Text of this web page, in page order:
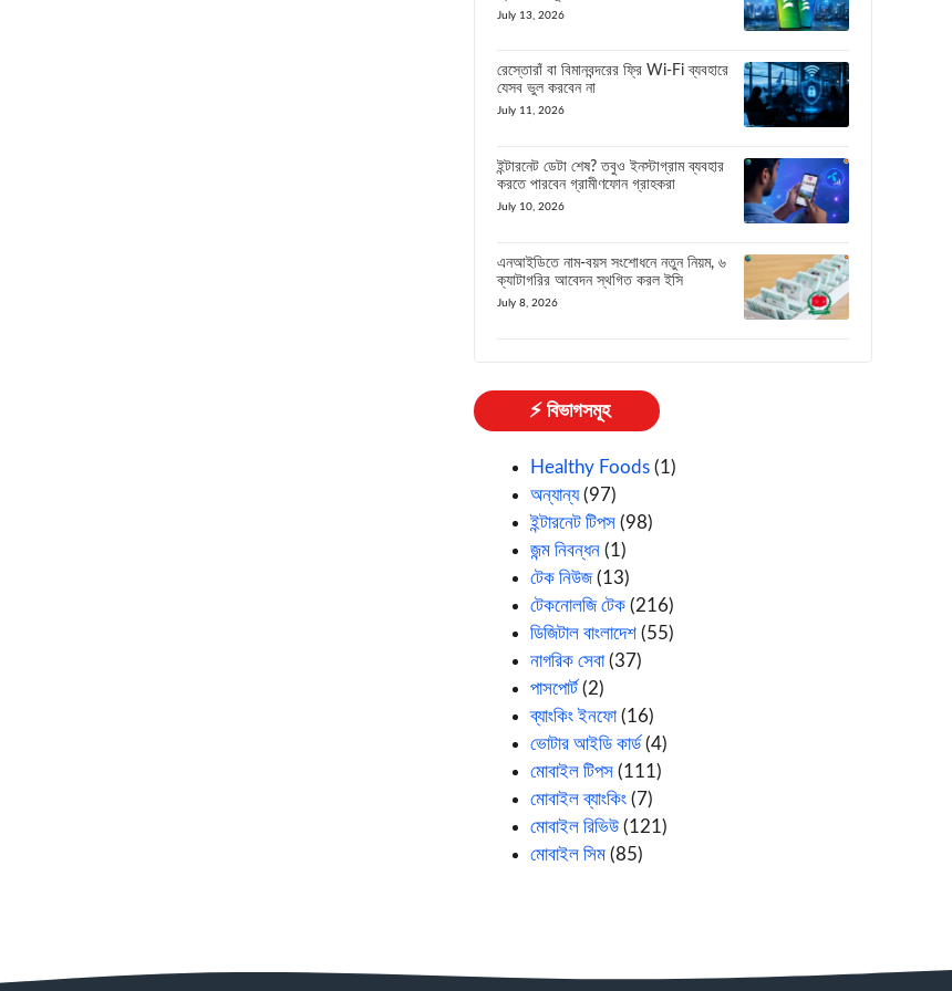
July 13, 2026
রেস্তোরাঁ বা বিমানবন্দরের ফ্রি Wi-Fi ব্যবহারে
যেসব ভুল করবেন না
July 11, 2026
ইন্টারনেট ডেটা শেষ? তবুও ইনস্টাগ্রাম ব্যবহার
করতে পারবেন গ্রামীণফোন গ্রাহকরা
July 10, 2026
এনআইডিতে নাম-বয়স সংশোধনে নতুন নিয়ম, ৬
ক্যাটাগরির আবেদন স্থগিত করল ইসি
July 8, 2026
⚡ বিভাগসমূহ
Healthy Foods (1)
অন্যান্য(97)
ইন্টারনেট টিপস (98)
জন্ম নিবন্ধন (1)
টেক নিউজ(13)
টেকনোলজি টেক (216)
ডিজিটাল বাংলাদেশ (55)
নাগরিক সেবা(37)
পাসপোর্ট (2)
ব্যাংকিং ইনফো(16)
ভোটার আইডি কার্ড (4)
মোবাইল টিপস (111)
মোবাইল ব্যাংকিং (7)
মোবাইল রিভিউ (121)
মোবাইল সিম (85)